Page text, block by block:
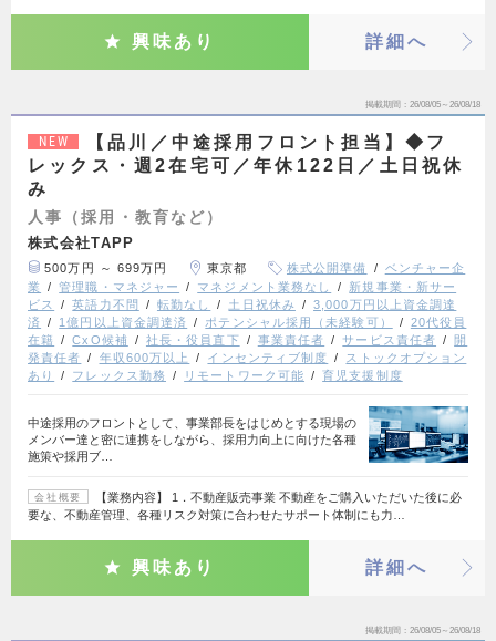
興味あり 詳細へ
掲載期間 26/08/05～26/08/18
NEW
【品川／中途採用フロント担当】◆フ
レックス・週2在宅可／年休122日／土日祝休
み
人事（採用・教育など）
株式会社TAPP
500万円 ～ 699万円 東京都 株式公開準備
ベンチャー企
業
管理職・マネジャー マネジメント業務なし
新規事業・新サー
ビス
英語力不問 転勤なし 土日祝休み
3,000万円以上資金調達
済
1億円以上資金調達済 ポテンシャル採用（未経験可）
20代役員
在籍
CxO候補 社長・役員直下 事業責任者 サービス責任者
開
発責任者
年収600万以上 インセンティブ制度
ストックオプション
あり
フレックス勤務 リモートワーク可能 育児支援制度
中途採用のフロントとして、事業部長をはじめとする現場の
メンバー達と密に連携をしながら、採用力向上に向けた各種
施策や採用ブ…
会社概要
【業務内容】 1．不動産販売事業 不動産をご購入いただいた後に必
要な、不動産管理、各種リスク対策に合わせたサポート体制にも力…
興味あり 詳細へ
掲載期間 26/08/05～26/08/18